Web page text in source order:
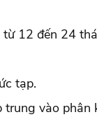
12 đến 24
tạp.
vào phân